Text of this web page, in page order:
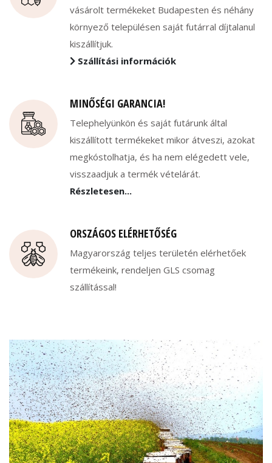
vásárolt termékeket Budapesten és néhány
környező településen saját futárral díjtalanul
kiszállítjuk.
Szállítási információk
MINŐSÉGI GARANCIA!
Telephelyünkön és saját futárunk által
kiszállított termékeket mikor átveszi, azokat
megkóstolhatja, és ha nem elégedett vele,
visszaadjuk a termék vételárát.
Részletesen...
ORSZÁGOS ELÉRHETŐSÉG
Magyarország teljes területén elérhetőek
termékeink, rendeljen GLS csomag
szállítással!